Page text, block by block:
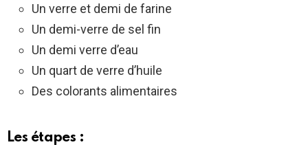
Un verre et demi de farine
Un demi-verre de sel fin
Un demi verre d’eau
Un quart de verre d’huile
Des colorants alimentaires
Les étapes :